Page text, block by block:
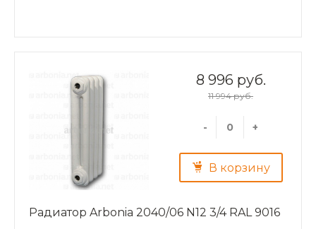
8 996 руб.
11 994 руб.
- +
В корзину
Радиатор Arbonia 2040/06 N12 3/4 RAL 9016